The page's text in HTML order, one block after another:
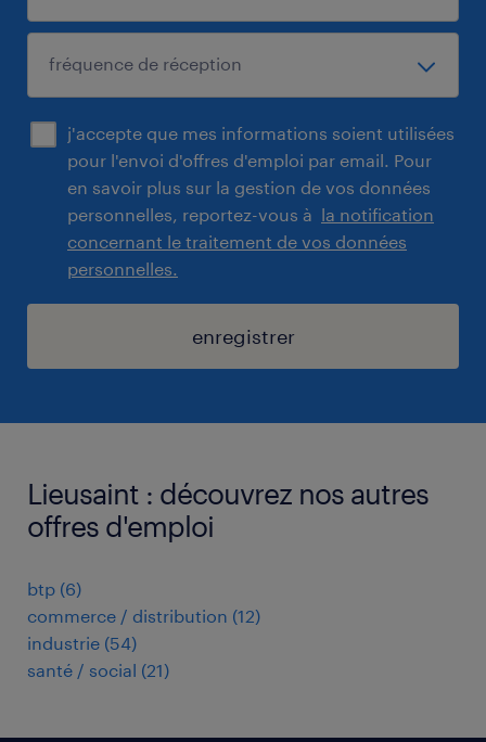
j'accepte que mes informations soient utilisées
pour l'envoi d'offres d'emploi par email. Pour
en savoir plus sur la gestion de vos données
personnelles, reportez-vous à la notification
concernant le traitement de vos données
personnelles.
enregistrer
Lieusaint : découvrez nos autres
offres d'emploi
btp (6)
commerce / distribution (12)
industrie (54)
santé / social (21)